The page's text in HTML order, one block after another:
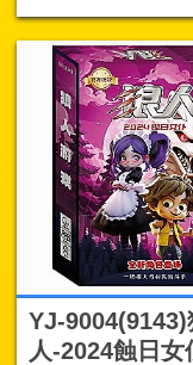
YJ-9004(9143)
人-2024蝕日女